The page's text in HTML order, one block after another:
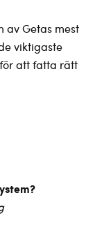
av Getas mest
viktigaste
att fatta rätt